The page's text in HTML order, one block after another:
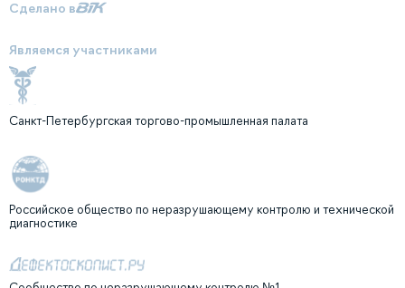
Сделано в
Являемся участниками
Санкт-Петербургская торгово-промышленная палата
Российское общество по неразрушающему контролю и технической
диагностике